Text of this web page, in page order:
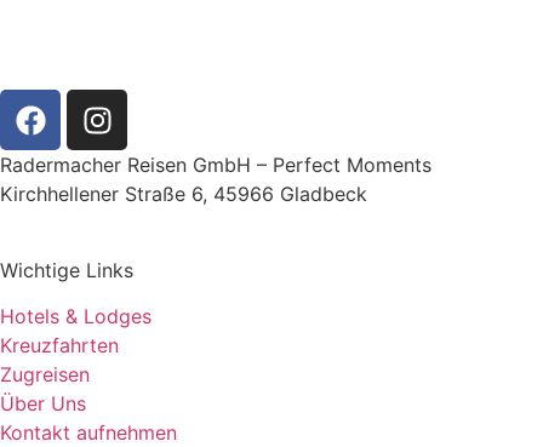
Radermacher Reisen GmbH – Perfect Moments
Kirchhellener Straße 6, 45966 Gladbeck
Wichtige Links
Hotels & Lodges
Kreuzfahrten
Zugreisen
Über Uns
Kontakt aufnehmen